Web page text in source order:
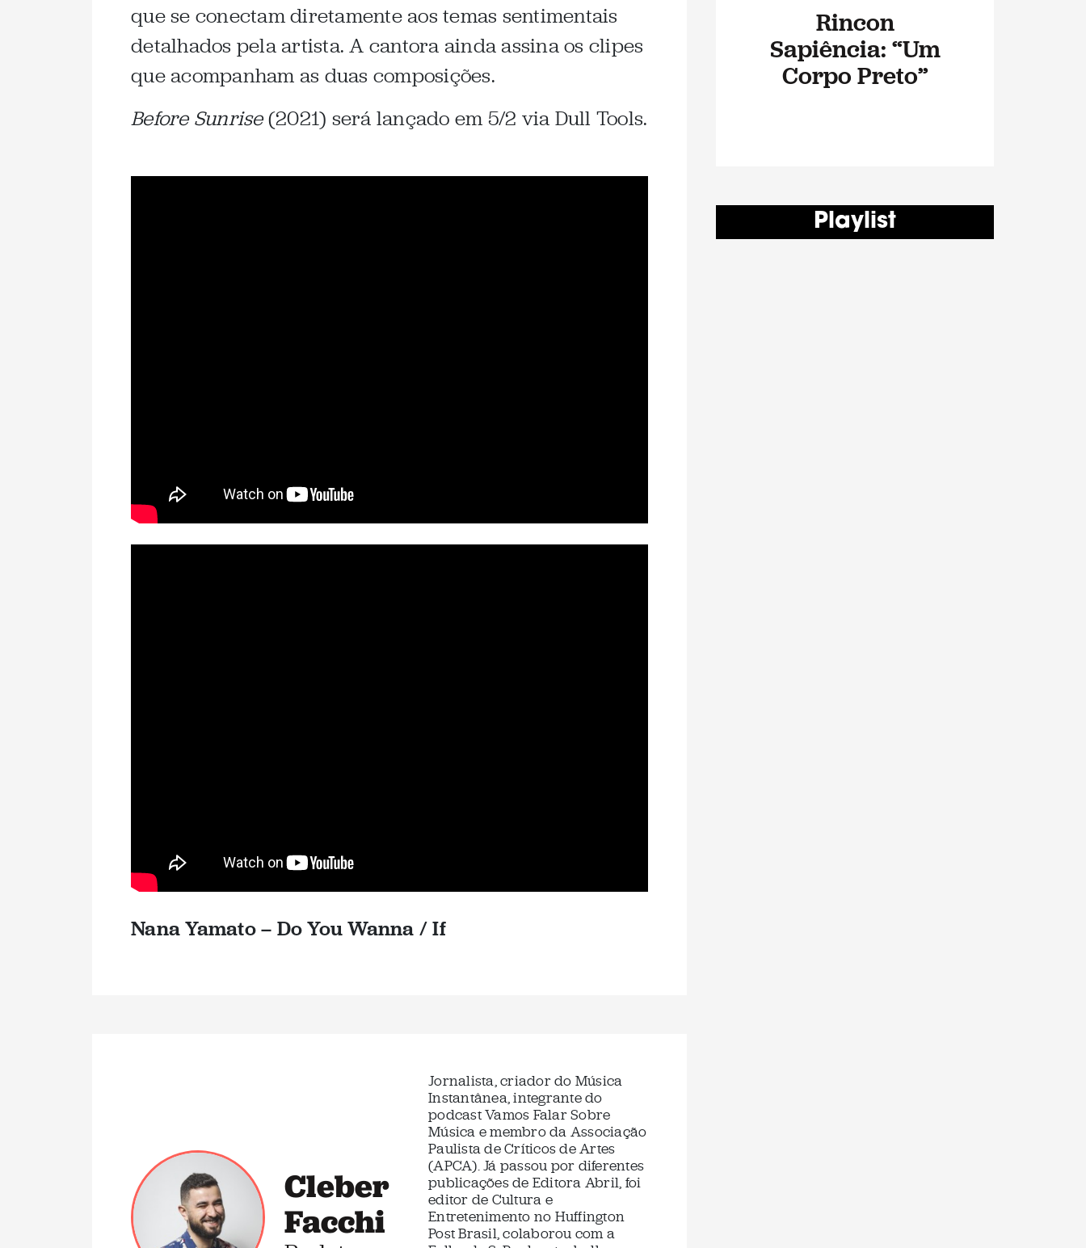
que se conectam diretamente aos temas sentimentais
detalhados pela artista. A cantora ainda assina os clipes
que acompanham as duas composições.
Before Sunrise(2021) será lançado em 5/2 via Dull Tools.
Nana Yamato – Do You Wanna / If
Cleber
Facchi
Jornalista, criador do Música
Instantânea, integrante do
podcast Vamos Falar Sobre
Música e membro da Associação
Paulista de Críticos de Artes
(APCA). Já passou por diferentes
publicações de Editora Abril, foi
editor de Cultura e
Entretenimento no Huffington
Post Brasil, colaborou com a
Rincon
Sapiência: “Um
Corpo Preto”
Playlist